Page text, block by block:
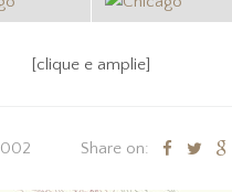
[clique e amplie]
Share on: